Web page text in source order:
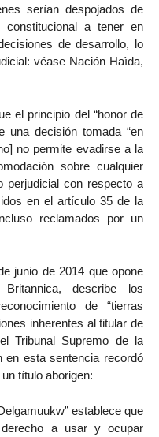
serían despojados de
a tener en
de desarrollo, lo
véase Nación Haìda,
el principio del “honor de
una decisión tomada “en
no permite evadirse a la
sobre cualquier
perjudicial con respecto a
en el artículo 35 de la
reclamados por un
junio de 2014 que opone
describe los
de “tierras
inherentes al titular de
Tribunal Supremo de la
en esta sentencia recordó
título aborigen:
establece que
a usar y ocupar